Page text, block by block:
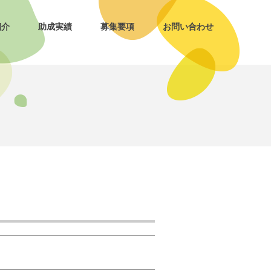
助成実績 募集要項 お問い合わせ